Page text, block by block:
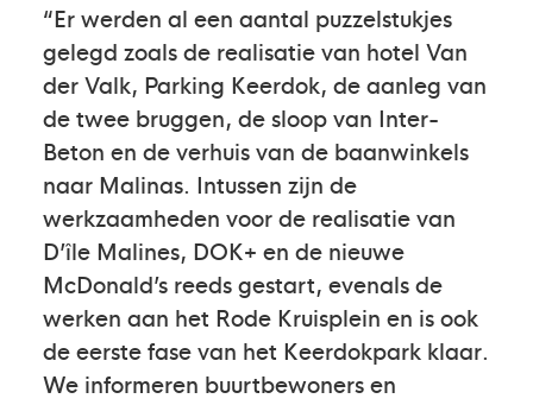
“Er werden al een aantal puzzelstukjes
gelegd zoals de realisatie van hotel Van
der Valk, Parking Keerdok, de aanleg van
de twee bruggen, de sloop van Inter-
Beton en de verhuis van de baanwinkels
naar Malinas. Intussen zijn de
werkzaamheden voor de realisatie van
D’île Malines, DOK+ en de nieuwe
McDonald’s reeds gestart, evenals de
werken aan het Rode Kruisplein en is ook
de eerste fase van het Keerdokpark klaar.
We informeren buurtbewoners en